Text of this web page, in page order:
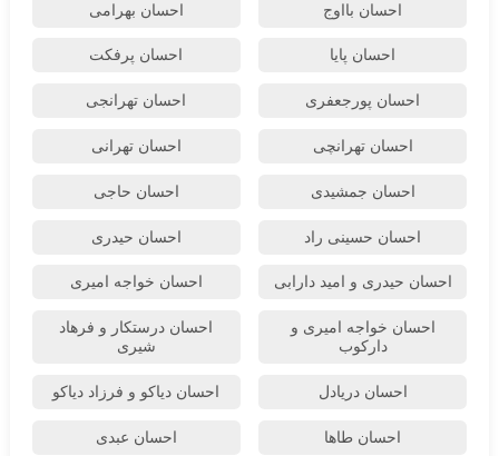
احسان بااوج احسان بهرامی
احسان پایا احسان پرفکت
احسان پورجعفری احسان تهرانجی
احسان تهرانچی احسان تهرانی
احسان جمشیدی احسان حاجی
احسان حسینی راد احسان حیدری
احسان حیدری و امید دارابی احسان خواجه امیری
احسان خواجه امیری و
دارکوب
احسان درستكار و فرهاد
شيرى
احسان دریادل احسان دیاکو و فرزاد دیاکو
احسان طاها احسان عبدی